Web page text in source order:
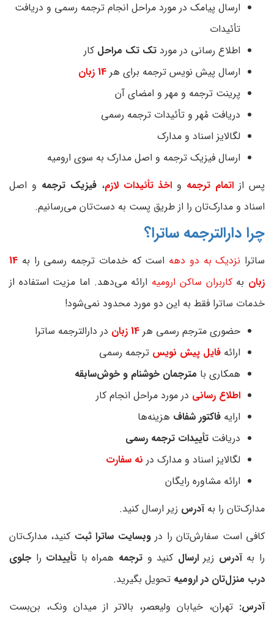
ارسال پیامک در مورد مراحل انجام ترجمه رسمی و دریافت
تأئیدات
اطلاع رسانی در مورد تک تک مراحل کار
ارسال پیش نویس ترجمه برای هر 14 زبان
پرینت ترجمه و مهر و امضای آن
دریافت مُهر و تأئیدات ترجمه رسمی
لگالایز اسناد و مدارک
ارسال فیزیک ترجمه و اصل مدارک به سوی ارومیه
پس ازاتمام ترجمه و اخذ تأئیدات لازم،فیزیک ترجمه و اصل
اسناد و مدارک‌تان را از طریق پست به دست‌تان می‌رسانیم.
چرا دارالترجمه ساترا؟
ساترا نزدیک به دو دهه است که خدمات ترجمه رسمی را به 14
زبان بهکاربران ساکن ارومیه ارائه می‌دهد. اما مزیت استفاده از
خدمات ساترا فقط به این دو مورد محدود نمی‌شود!
حضوری مترجم رسمی هر 14 زبان
در دارالترجمه ساترا
ارائه فایل پیش نویس ترجمه رسمی
همکاری با مترجمان خوشنام و خوش‌سابقه
اطلاع رسانی در مورد مراحل انجام کار
ارایه فاکتور شفاف هزینه‌ها
دریافت تأییدات ترجمه رسمی
لگالایز اسناد و مدارک در نه سفارت
ارائه مشاوره رایگان
مدارک‌تان را بهآدرس زیر ارسال کنید.
کافی است سفارش‌تان را دروبسایت ساترا ثبت کنید، مدارک‌تان
را بهآدرس زیرارسال کنید وترجمه همراه با تأییدات را جلوی
درب منزل‌تان در ارومیه تحویل بگیرید.
آدرس: تهران، خیابان ولیعصر، بالاتر از میدان ونک، بن‌بست